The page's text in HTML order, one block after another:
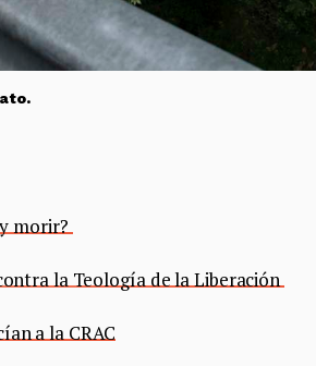
y morir?
la Teología de la Liberación
a la CRAC